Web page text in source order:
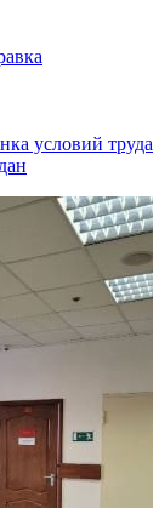
условий труда